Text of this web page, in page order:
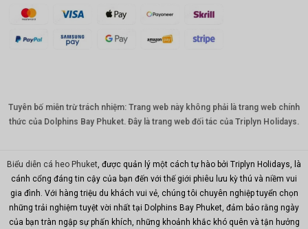
CHF
CAD
Nhân
dân tệ
MYR
PHP
Hồng
Tuyên bố miễn trừ trách nhiệm: Trang web này không phải là trang web chính
thức của Dolphins Bay Phuket. Đây là trang web đối tác của Triplyn Holidays.
Biểu diễn cá heo Phuket , được quản lý một cách tự hào bởi Triplyn Holidays, là
cánh cổng đáng tin cậy của bạn đến với thế giới phiêu lưu kỳ thú và niềm vui
gia đình. Với hàng triệu du khách vui vẻ, chúng tôi chuyên nghiệp tuyển chọn
những trải nghiệm tuyệt vời nhất tại Dolphins Bay Phuket, đảm bảo rằng ngày
của bạn tràn ngập sự phấn khích, những khoảnh khắc khó quên và tận hưởng